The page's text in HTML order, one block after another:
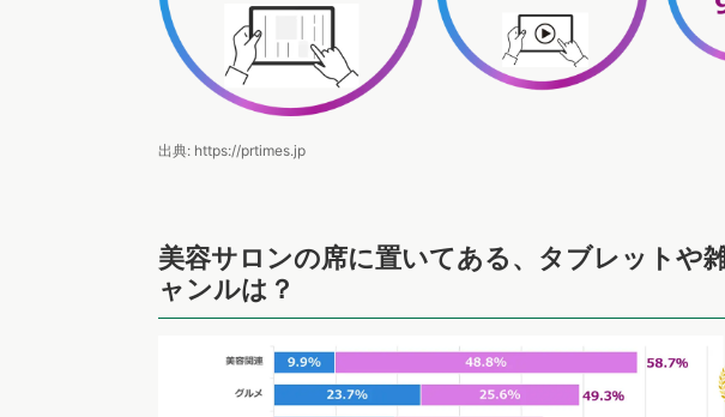
出典: https://prtimes.jp
美容サロンの席に置いてある、タブレットや
ャンルは？